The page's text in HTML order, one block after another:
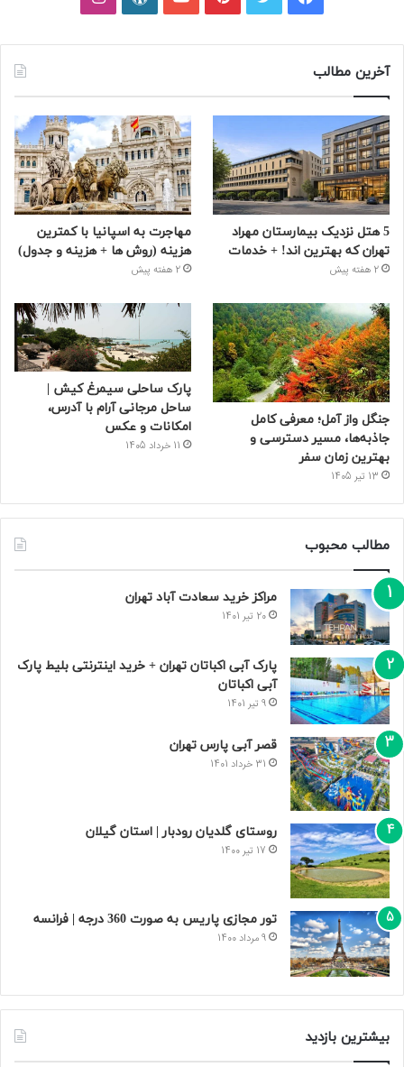
آخرین مطالب
5 هتل نزدیک بیمارستان مهراد
تهران که بهترین‌ اند! + خدمات
2 هفته پیش
مهاجرت به اسپانیا با کمترین
هزینه (روش ها + هزینه و جدول)
2 هفته پیش
جنگل واز آمل؛ معرفی کامل
جاذبه‌ها، مسیر دسترسی و
بهترین زمان سفر
13 تیر 1405
پارک ساحلی سیمرغ کیش |
ساحل مرجانی آرام با آدرس،
امکانات و عکس
11 خرداد 1405
مطالب محبوب
مراکز خرید سعادت‌ آباد تهران
20 تیر 1401
پارک آبی اکباتان تهران + خرید اینترنتی بلیط پارک
آبی اکباتان
9 تیر 1401
قصر آبی پارس تهران
31 خرداد 1401
روستای گلدیان رودبار | استان گیلان
17 تیر 1400
تور مجازی پاریس به صورت 360 درجه | فرانسه
9 مرداد 1400
بیشترین بازدید